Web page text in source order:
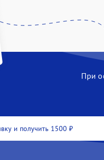
При
и получить 1500 ₽